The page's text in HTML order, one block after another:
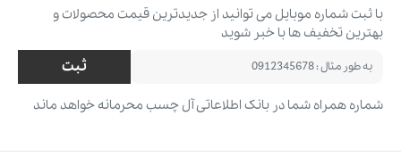
با ثبت شماره موبایل می ‌توانید از جدیدترین قیمت محصولات و
بهترین تخفیف ‌ها با خبر شوید
ثبت
شماره همراه شما در بانک اطلاعاتی آل چسب محرمانه خواهد ماند